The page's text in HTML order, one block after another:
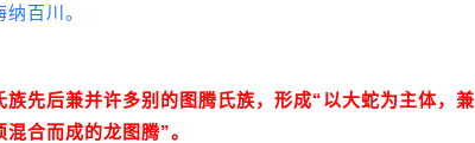
百川。
先后兼并许多别的图腾氏族，形成“以大蛇为主体，兼
合而成的龙图腾”。